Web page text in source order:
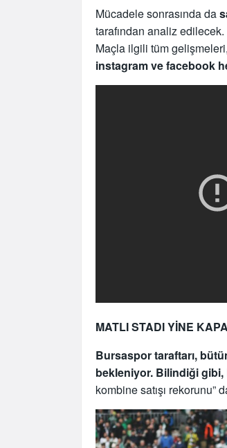
Mücadele sonrasında da
tarafından analiz edilecek.
Maçla ilgili tüm
instagram ve facebook
MATLI STADI YİNE
Bursaspor taraftarı,
bekleniyor. Bilindiği
kombine satışı rekorunu”